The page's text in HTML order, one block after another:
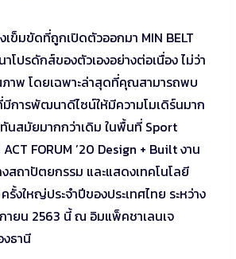
เข็มขัดที่ถูกเปิดตัวออกมา MIN BELT
ปรดักส์ของตัวเองอย่างต่อเนื่อง ไม่ว่า
าพ โดยเฉพาะล่าสุดที่คุณสามารถพบ
การพัฒนาดีไซน์ให้มีความโมเดิร์นมาก
สมัยมากกว่าเดิม ในพื้นที่ Sport
FORUM ’20 Design + Built งาน
สถาปัตยกรรม และแสดงเทคโนโลยี
งใหญ่ประจำปีของประเทศไทย ระหว่าง
ายน 2563 นี้ ณ อิมแพ็คชาเลนเจ
ธานี